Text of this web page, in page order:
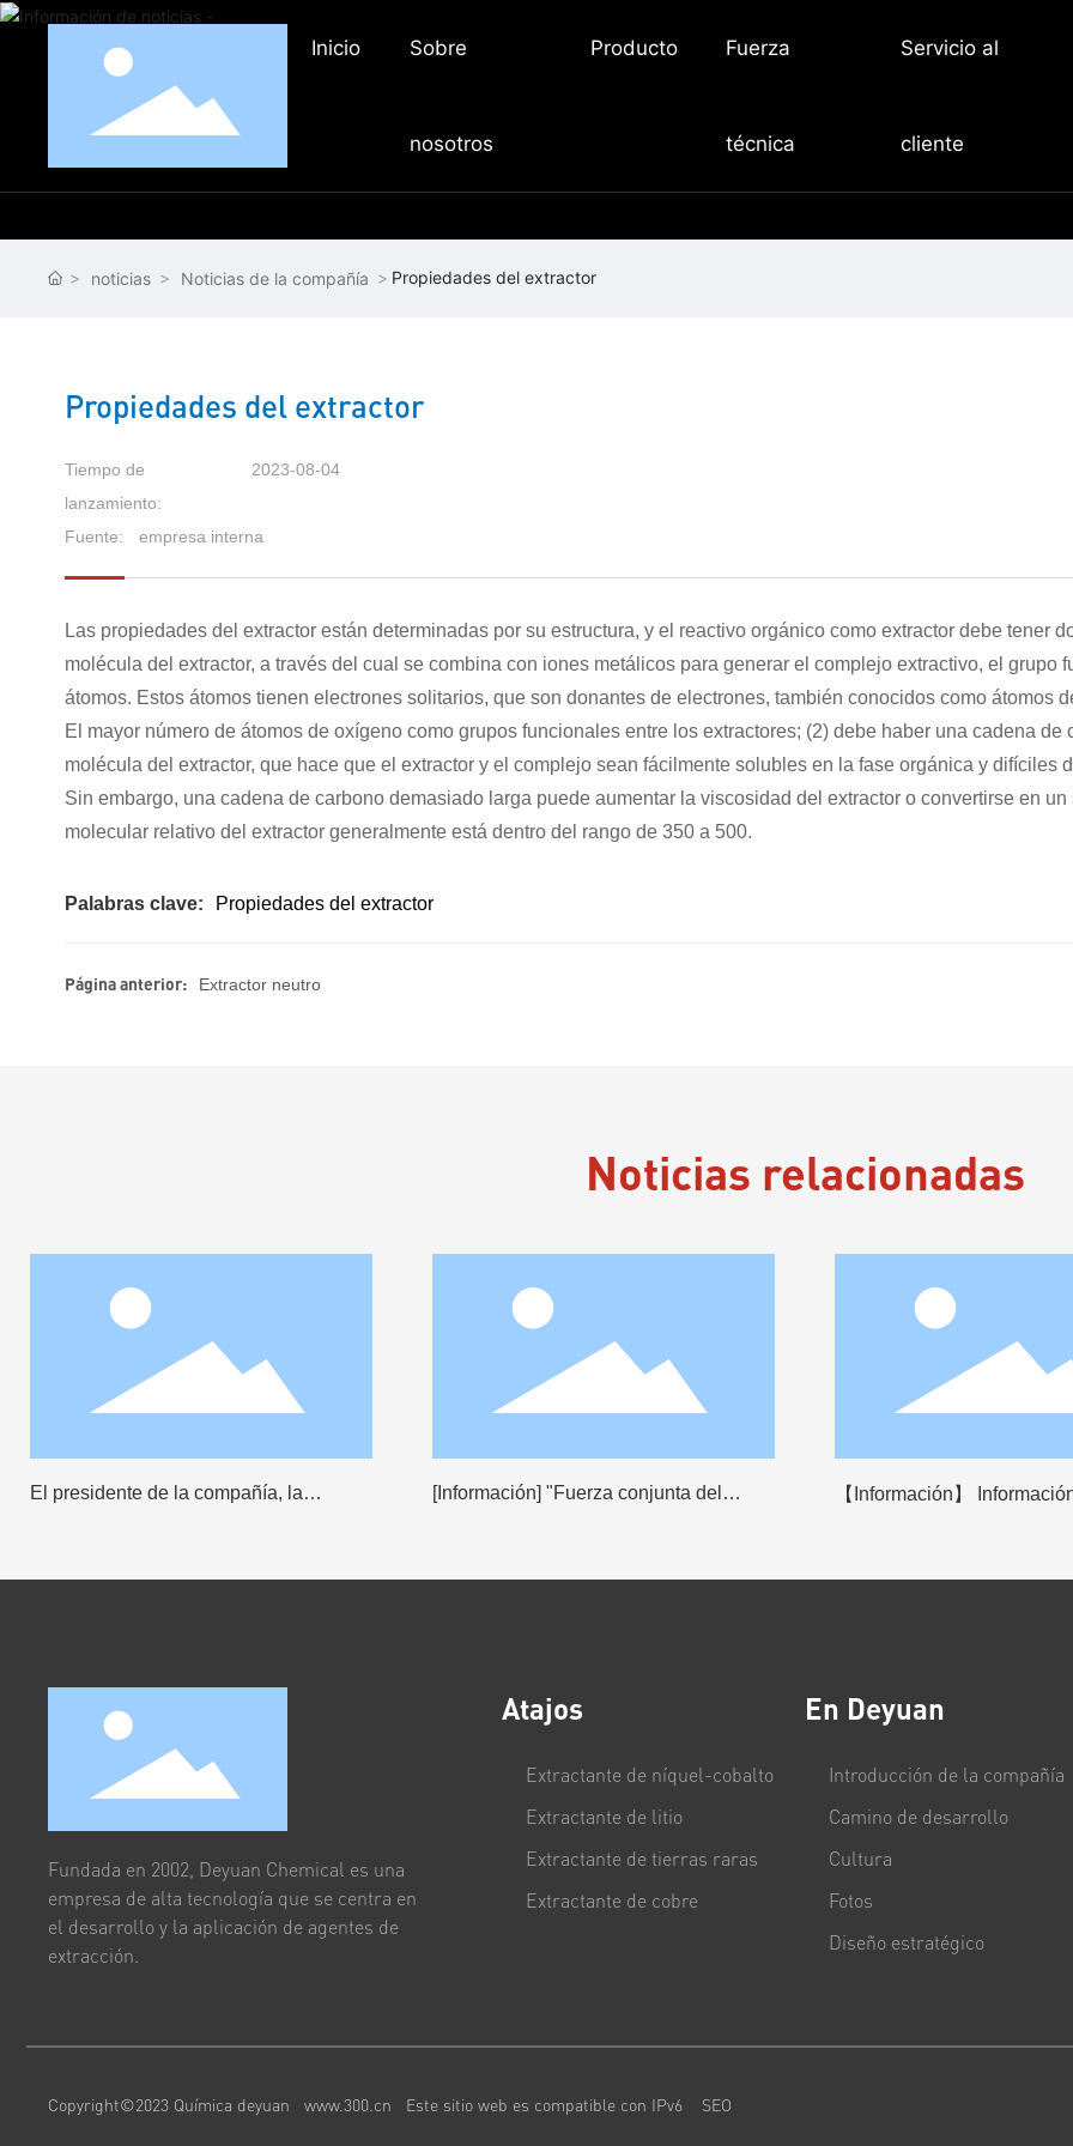
Inicio Sobre
nosotros
Producto Fuerza
técnica
Servicio al
cliente
noticias Noticias de la compañía Propiedades del extractor
Propiedades del extractor
Tiempo de
lanzamiento:
2023-08-04
Fuente: empresa interna
Las propiedades del extractor están determinadas por su estructura, y el reactivo orgánico como extractor debe tener
molécula del extractor, a través del cual se combina con iones metálicos para generar el complejo extractivo, el grupo
átomos. Estos átomos tienen electrones solitarios, que son donantes de electrones, también conocidos como átomos
El mayor número de átomos de oxígeno como grupos funcionales entre los extractores; (2) debe haber una cadena
molécula del extractor, que hace que el extractor y el complejo sean fácilmente solubles en la fase orgánica y difíciles
Sin embargo, una cadena de carbono demasiado larga puede aumentar la viscosidad del extractor o convertirse en
molecular relativo del extractor generalmente está dentro del rango de 350 a 500.
Palabras clave: Propiedades del extractor
Página anterior: Extractor neutro
Noticias relacionadas
El presidente de la compañía, la
de Cobalt de Nickel Cobalt de 2023
[Información] "Fuerza conjunta del
【Información】
Fundada en 2002, Deyuan Chemical es una
empresa de alta tecnología que se centra en
el desarrollo y la aplicación de agentes de
extracción.
Atajos
Extractante de níquel-cobalto
Extractante de litio
Extractante de tierras raras
Extractante de cobre
En Deyuan
Introducción de la compañía
Camino de desarrollo
Cultura
Fotos
Diseño estratégico
Copyright©2023 Química deyuanwww.300.cn Este sitio web es compatible con IPv6 SEO